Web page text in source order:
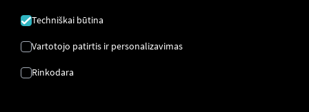
Techniškai būtina
Vartotojo patirtis ir personalizavimas
Rinkodara